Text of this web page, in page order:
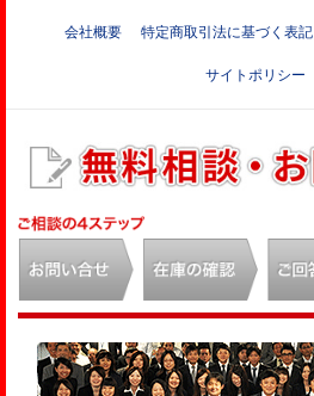
会社概要 特定商取引法に基づく表記
サイトポリシー